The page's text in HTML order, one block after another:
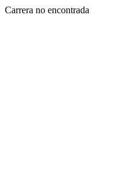
Carrera no encontrada